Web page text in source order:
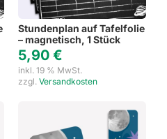
Stundenplan auf Tafelfolie
– magnetisch, 1 Stück
5,90 €
inkl. 19 % MwSt.
zzgl. Versandkosten